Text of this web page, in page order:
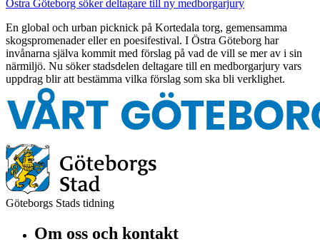
Östra Göteborg söker deltagare till ny medborgarjury
En global och urban picknick på Kortedala torg, gemensamma
skogspromenader eller en poesifestival. I Östra Göteborg har
invånarna själva kommit med förslag på vad de vill se mer av i sin
närmiljö. Nu söker stadsdelen deltagare till en medborgarjury vars
uppdrag blir att bestämma vilka förslag som ska bli verklighet.
Göteborgs Stads tidning
Om oss och kontakt